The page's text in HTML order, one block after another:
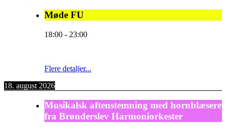
Møde FU
18:00 - 23:00
Flere detaljer...
18. august 2026
Musikalsk aftenstemning med hornblæsere
fra Brønderslev Harmoniorkester